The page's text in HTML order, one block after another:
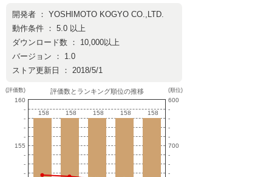
開発者 ： YOSHIMOTO KOGYO CO.,LTD.
動作条件 ： 5.0 以上
ダウンロード数 ： 10,000以上
バージョン ： 1.0
ストア更新日 ： 2018/5/1
(評価数)
160
-
-
-
-
155
-
-
-
評価数とランキング順位の推移
158
158 158
158 158
158 158
158 158
158
(順位)
600
-
-
-
-
700
-
-
-